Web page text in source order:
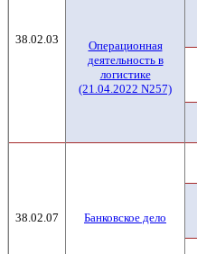
38.02.03
Операционная
деятельность в
логистике
(21.04.2022 N257)
38.02.07 Банковское дело